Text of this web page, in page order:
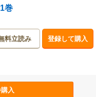
巻
料立読み 登録して購入
入